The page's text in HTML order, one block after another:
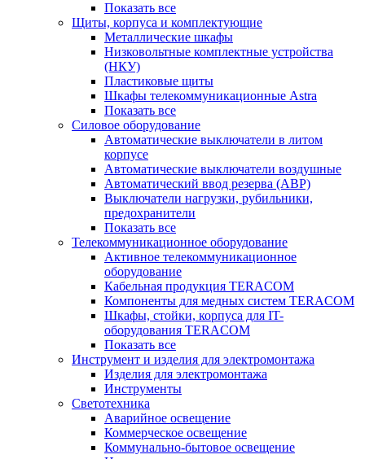
Показать все
Щиты, корпуса и комплектующие
Металлические шкафы
Низковольтные комплектные устройства
(НКУ)
Пластиковые щиты
Шкафы телекоммуникационные Astra
Показать все
Силовое оборудование
Автоматические выключатели в литом
корпусе
Автоматические выключатели воздушные
Автоматический ввод резерва (АВР)
Выключатели нагрузки, рубильники,
предохранители
Показать все
Телекоммуникационное оборудование
Активное телекоммуникационное
оборудование
Кабельная продукция TERACOM
Компоненты для медных систем TERACOM
Шкафы, стойки, корпуса для IT-
оборудования TERACOM
Показать все
Инструмент и изделия для электромонтажа
Изделия для электромонтажа
Инструменты
Светотехника
Аварийное освещение
Коммерческое освещение
Коммунально-бытовое освещение